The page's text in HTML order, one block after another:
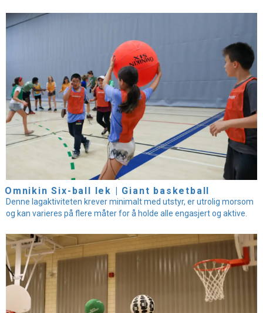
Omnikin Six-ball lek | Giant basketball
Denne lagaktiviteten krever minimalt med utstyr, er utrolig morsom
og kan varieres på flere måter for å holde alle engasjert og aktive.